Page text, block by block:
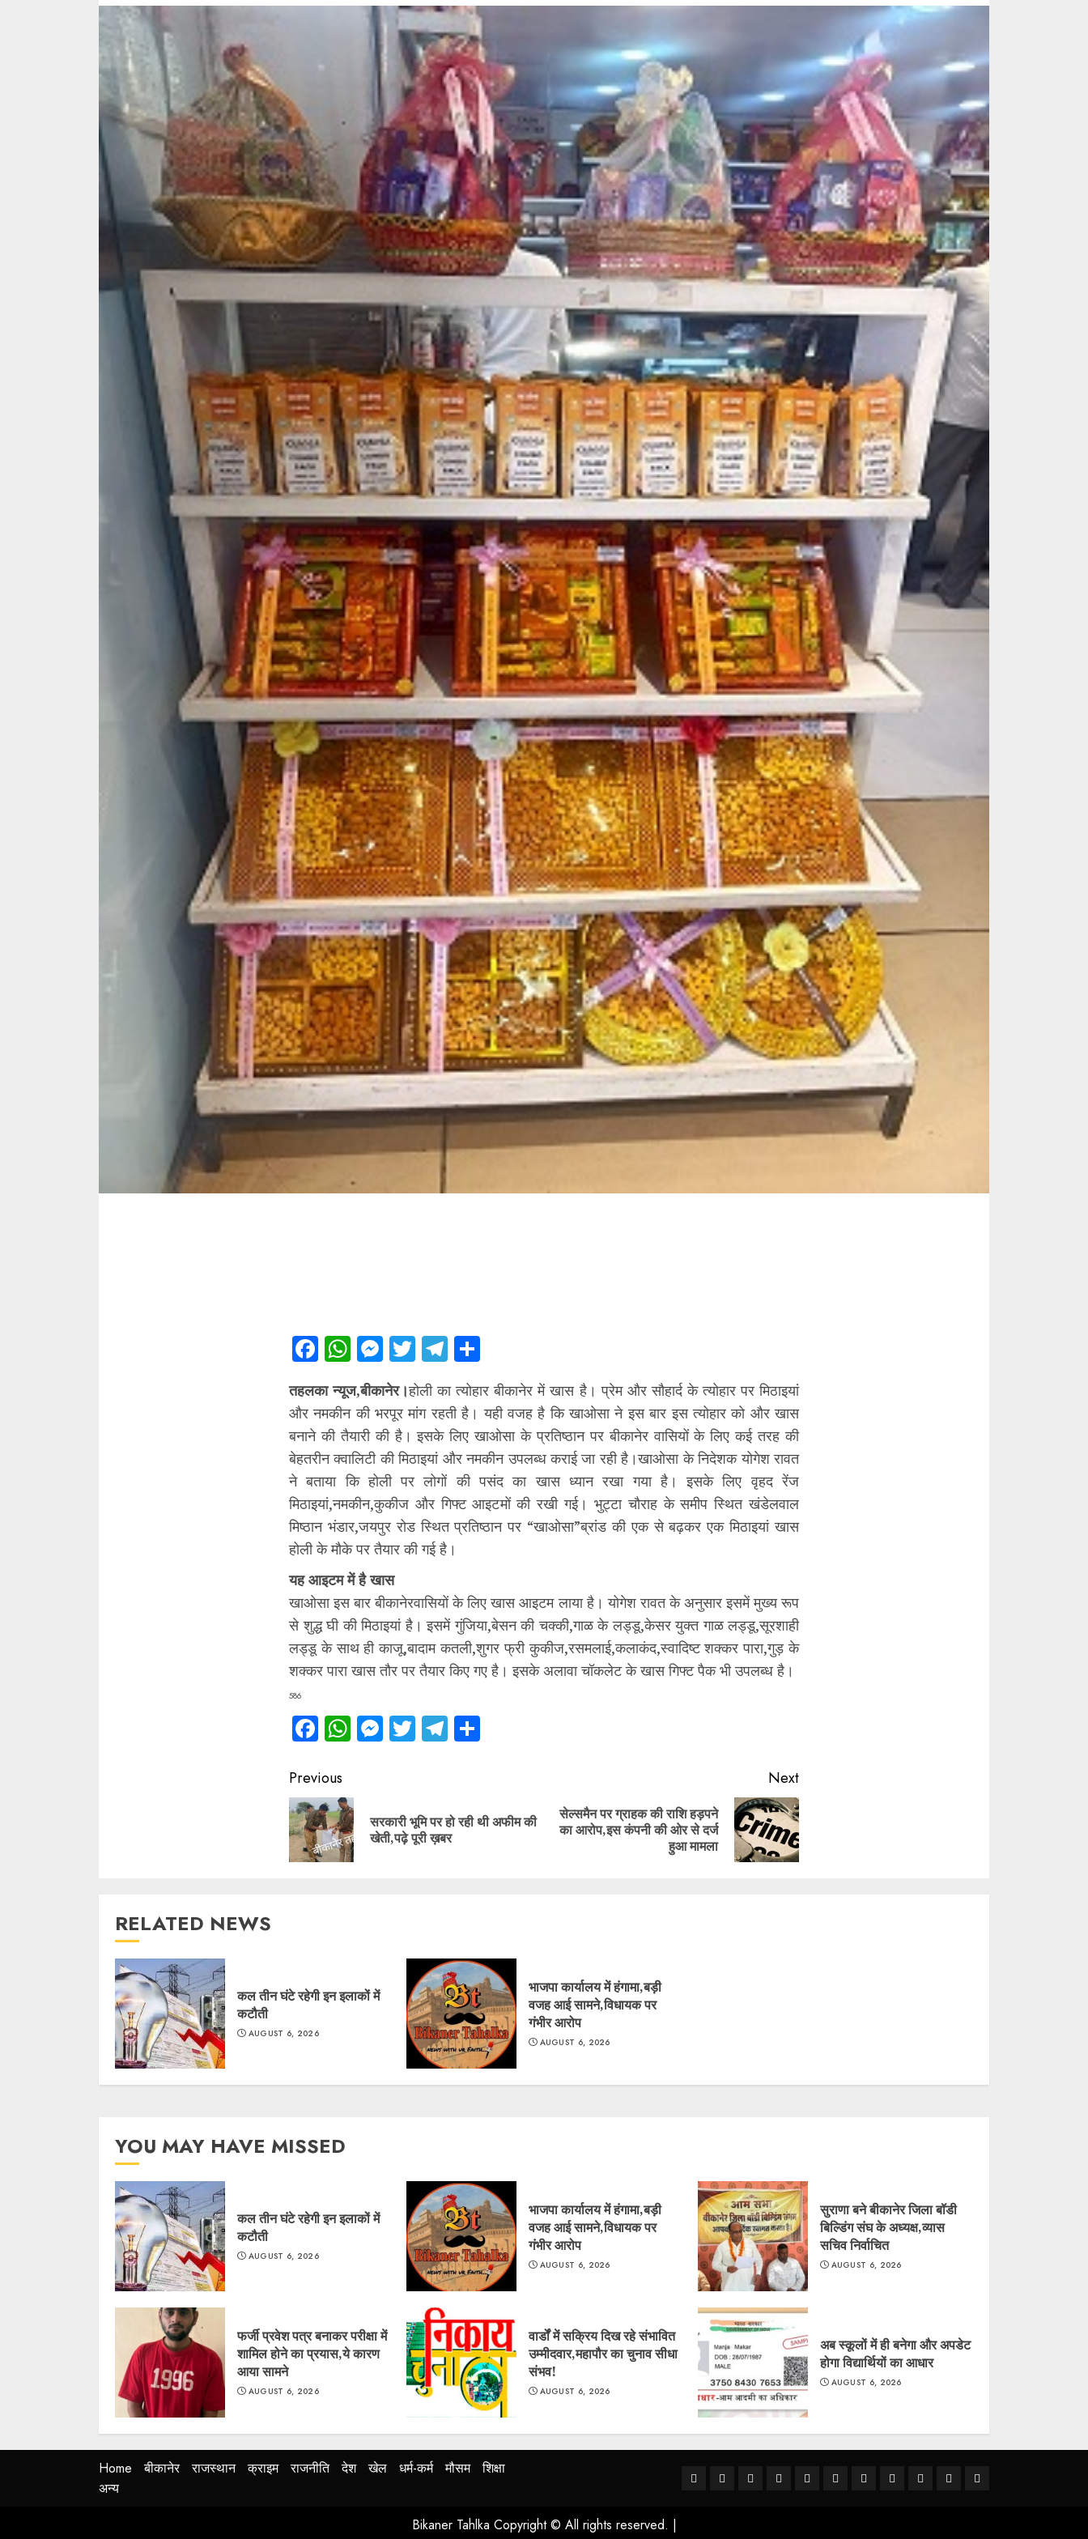
Facebook
WhatsApp
Messenger
TwitterTelegram
तहलका न्यूज,बीकानेर।होली का त्योहार बीकानेर में खास है। प्रेम और सौहार्द के त्योहार पर मिठाइयां
और नमकीन की भरपूर मांग रहती है। यही वजह है कि खाओसा ने इस बार इस त्योहार को और खास
बनाने की तैयारी की है। इसके लिए खाओसा के प्रतिष्ठान पर बीकानेर वासियों के लिए कई तरह की
बेहतरीन क्वालिटी की मिठाइयां और नमकीन उपलब्ध कराई जा रही है।खाओसा के निदेशक योगेश रावत
ने बताया कि होली पर लोगों की पसंद का खास ध्यान रखा गया है। इसके लिए वृहद रेंज
मिठाइयां,नमकीन,कुकीज और गिफ्ट आइटमों की रखी गई। भुट्टा चौराह के समीप स्थित खंडेलवाल
मिष्ठान भंडार,जयपुर रोड स्थित प्रतिष्ठान पर “खाओसा”ब्रांड की एक से बढ़कर एक मिठाइयां खास
होली के मौके पर तैयार की गई है।
यह आइटम में है खास
खाओसा इस बार बीकानेरवासियों के लिए खास आइटम लाया है। योगेश रावत के अनुसार इसमें मुख्य रूप
से शुद्ध घी की मिठाइयां है। इसमें गुंजिया,बेसन की चक्की,गाळ के लड्डू,केसर युक्त गाळ लड्डू,सूरशाही
लड्डू के साथ ही काजू,बादाम कतली,शुगर फ्री कुकीज,रसमलाई,कलाकंद,स्वादिष्ट शक्कर पारा,गुड़ के
शक्कर पारा खास तौर पर तैयार किए गए है। इसके अलावा चॉकलेट के खास गिफ्ट पैक भी उपलब्ध है।
586
Facebook
WhatsApp
Messenger
TwitterTelegram
Continue
Reading
Previous
Previous
सरकारी भूमि पर हो रही थी अफीम की
खेती,पढ़े पूरी ख़बर
Next
Next
सेल्समैन पर ग्राहक की राशि हड़पने
का आरोप,इस कंपनी की ओर से दर्ज
हुआ मामला
RELATED NEWS
कल तीन घंटे रहेगी इन इलाकों में
कटौती
AUGUST 6, 2026
भाजपा कार्यालय में हंगामा,बड़ी
वजह आई सामने,विधायक पर
गंभीर आरोप
AUGUST 6, 2026
YOU MAY HAVE MISSED
कल तीन घंटे रहेगी इन इलाकों में
कटौती
AUGUST 6, 2026
भाजपा कार्यालय में हंगामा,बड़ी
वजह आई सामने,विधायक पर
गंभीर आरोप
AUGUST 6, 2026
सुराणा बने बीकानेर जिला बॉडी
बिल्डिंग संघ के अध्यक्ष,व्यास
सचिव निर्वाचित
AUGUST 6, 2026
फर्जी प्रवेश पत्र बनाकर परीक्षा में
शामिल होने का प्रयास,ये कारण
आया सामने
AUGUST 6, 2026
वार्डों में सक्रिय दिख रहे संभावित
उम्मीदवार,महापौर का चुनाव सीधा
संभव!
AUGUST 6, 2026
अब स्कूलों में ही बनेगा और अपडेट
होगा विद्यार्थियों का आधार
AUGUST 6, 2026
Home बीकानेर राजस्थान क्राइम राजनीति देश खेल धर्म-कर्म मौसम
शिक्षा
अन्य
Homeबीकानेरराजस्थानक्राइमराजनीतिदेश खेल
धर्म-
मौसम शिक्षा अन्य
Bikaner Tahlka Copyright © All rights reserved. |